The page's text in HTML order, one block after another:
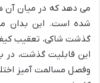
می دهد که در میان آن
شده است. این بدان
گذشت شاکی، تعقیب
این قابلیت گذشت، در
وفصل مسالمت آمیز